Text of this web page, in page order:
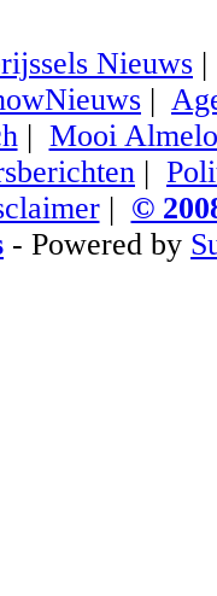
Nieuws
|
| Mooi Almelo
|
| ©
- Powered by